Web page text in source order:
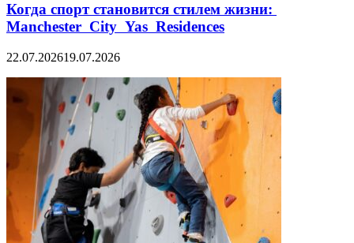
Когда спорт становится стилем жизни:
Manchester City Yas Residences
22.07.202619.07.2026